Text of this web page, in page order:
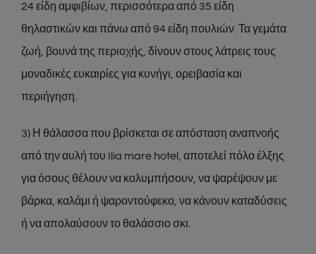
24 είδη αμφιβίων, περισσότερα από 35 είδη
θηλαστικών και πάνω από 94 είδη πουλιών. Τα γεμάτα
ζωή, βουνά της περιοχής, δίνουν στους λάτρεις τους
μοναδικές ευκαιρίες για κυνήγι, ορειβασία και
περιήγηση.
3) Η θάλασσα που βρίσκεται σε απόσταση αναπνοής
από την αυλή του Ilia mare hotel, αποτελεί πόλο έλξης
για όσους θέλουν να κολυμπήσουν, να ψαρέψουν με
βάρκα, καλάμι ή ψαροντούφεκο, να κάνουν καταδύσεις
ή να απολαύσουν το θαλάσσιο σκι.